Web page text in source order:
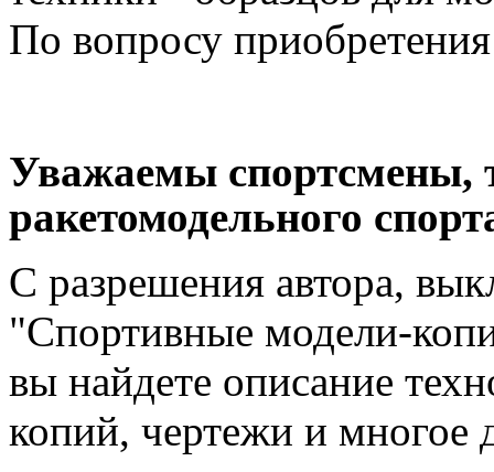
По вопросу
Уважаемы спортсмены,
ракетомодельного
С разрешения автора,
"Спортивные модели-
вы найдете описание
копий, чертежи и многое